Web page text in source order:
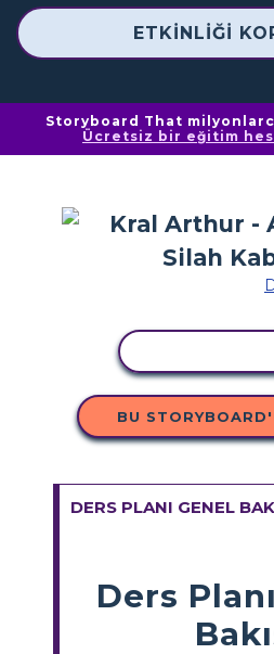
ETKINLIĞI
Storyboard That
Ücretsiz bir eğitim
BU
DERS PLANI GENEL
Ders